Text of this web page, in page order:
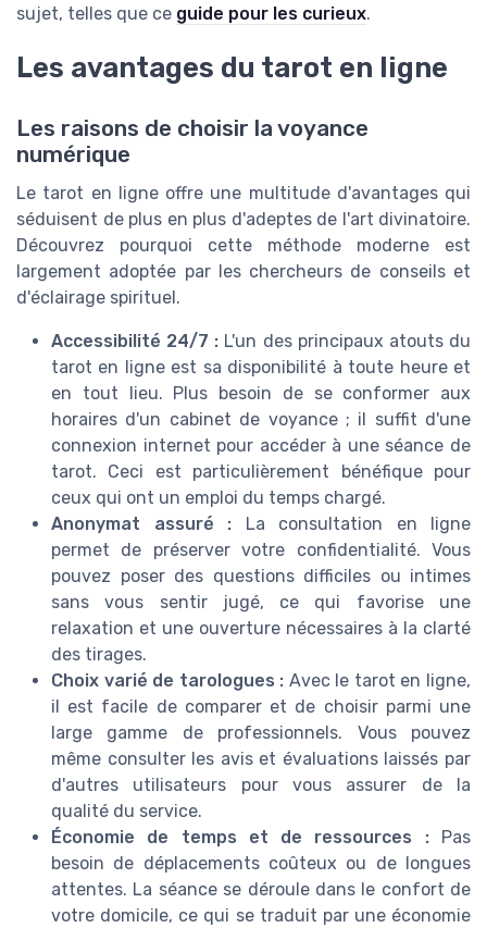
sujet, telles que ce guide pour les curieux.
Les avantages du tarot en ligne
Les raisons de choisir la voyance
numérique
Le tarot en ligne offre une multitude d'avantages qui
séduisent de plus en plus d'adeptes de l'art divinatoire.
Découvrez pourquoi cette méthode moderne est
largement adoptée par les chercheurs de conseils et
d'éclairage spirituel.
Accessibilité 24/7 : L'un des principaux atouts du
tarot en ligne est sa disponibilité à toute heure et
en tout lieu. Plus besoin de se conformer aux
horaires d'un cabinet de voyance ; il suffit d'une
connexion internet pour accéder à une séance de
tarot. Ceci est particulièrement bénéfique pour
ceux qui ont un emploi du temps chargé.
Anonymat assuré : La consultation en ligne
permet de préserver votre confidentialité. Vous
pouvez poser des questions difficiles ou intimes
sans vous sentir jugé, ce qui favorise une
relaxation et une ouverture nécessaires à la clarté
des tirages.
Choix varié de tarologues : Avec le tarot en ligne,
il est facile de comparer et de choisir parmi une
large gamme de professionnels. Vous pouvez
même consulter les avis et évaluations laissés par
d'autres utilisateurs pour vous assurer de la
qualité du service.
Économie de temps et de ressources :Pas
besoin de déplacements coûteux ou de longues
attentes. La séance se déroule dans le confort de
votre domicile, ce qui se traduit par une économie